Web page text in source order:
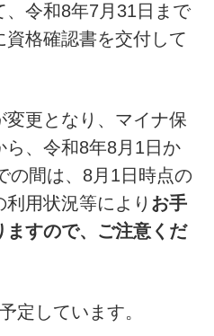
、令和8年7月31日まで
格確認書を交付して
更となり、マイナ保
ら、令和8年8月1日か
の間は、8月1日時点の
用状況等により お手
ますので、ご注意くだ
定しています。